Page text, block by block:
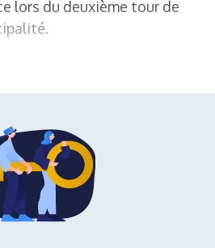
lors du deuxième tour de